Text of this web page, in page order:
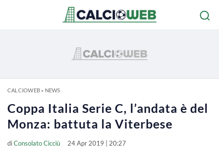
CALCIOWEB» NEWS
Coppa Italia Serie C, l’andata è del
Monza: battuta la Viterbese
diConsolato Cicciù 24 Apr 2019 | 20:27